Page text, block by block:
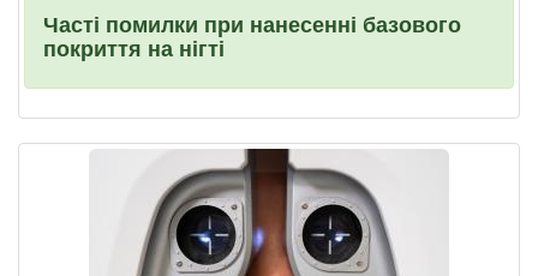
Часті помилки при нанесенні базового
покриття на нігті